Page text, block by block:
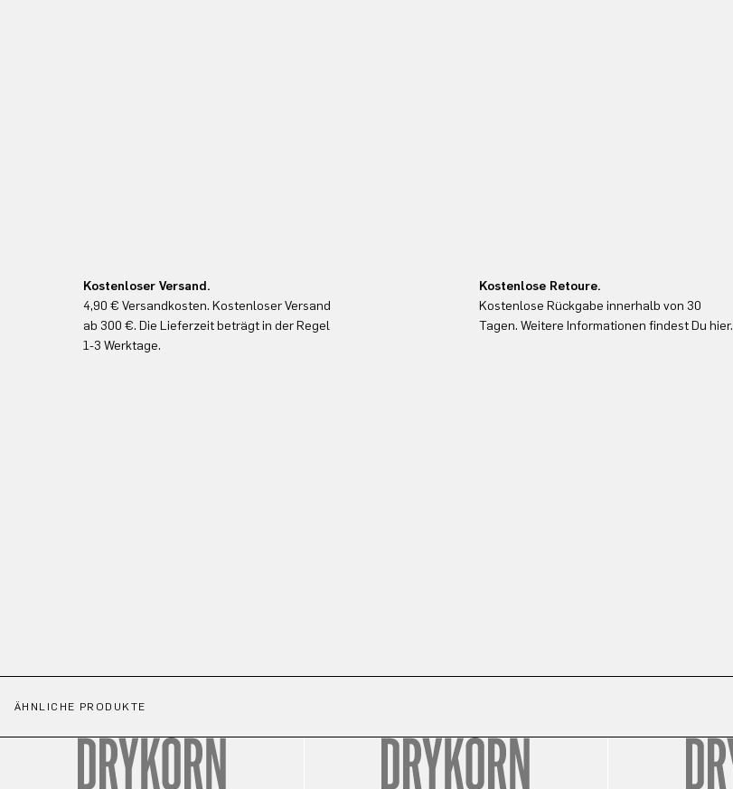
Kostenloser Versand.
4,90 € Versandkosten. Kostenloser Versand
ab 300 €. Die Lieferzeit beträgt in der Regel
1-3 Werktage.
Kostenlose Retoure.
Kostenlose Rückgabe innerhalb von 30
Tagen. Weitere Informationen findest Du hier.
ÄHNLICHE PRODUKTE